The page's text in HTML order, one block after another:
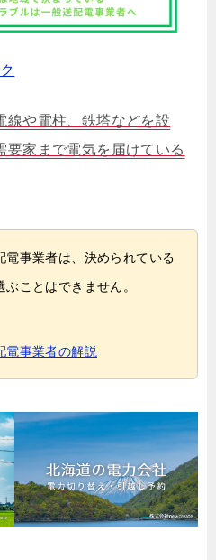
線や電柱、鉄塔などを設
要家まで電気を届けている
電事業者は、決められている
ことはできません。
電事業者の解説